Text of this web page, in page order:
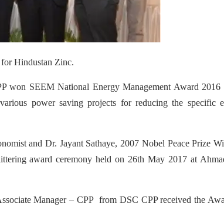
Hindustan Zinc.
won SEEM National Energy Management Award 2016
power saving projects for reducing the specific
and Dr. Jayant Sathaye, 2007 Nobel Peace Prize
award ceremony held on 26th May 2017 at
Manager – CPP from DSC CPP received the